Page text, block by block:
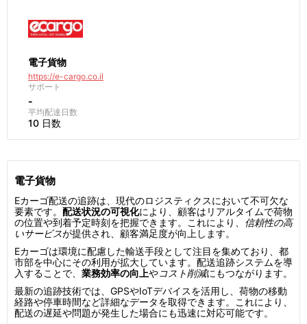
電子貨物
https://e-cargo.co.il
サポート
-
平均配達日数
10 日数
電子貨物
Eカーゴ配送の追跡は、現代のロジスティクスにおいて不可欠な
要素です。 配送状況の可視化により、顧客はリアルタイムで荷物
の位置や到着予定時刻を把握できます。これにより、 信頼性の高
いサービスが提供され、顧客満足度が向上します。
Eカーゴは環境に配慮した輸送手段として注目を集めており、都
市部を中心にその利用が拡大しています。配送追跡システムを導
入することで、 業務効率の向上やコスト削減にもつながります。
最新の追跡技術では、GPSやIoTデバイスを活用し、荷物の移動
経路や停車時間など詳細なデータを取得できます。これにより、
配送の遅延や問題が発生した場合にも迅速に対応可能です。